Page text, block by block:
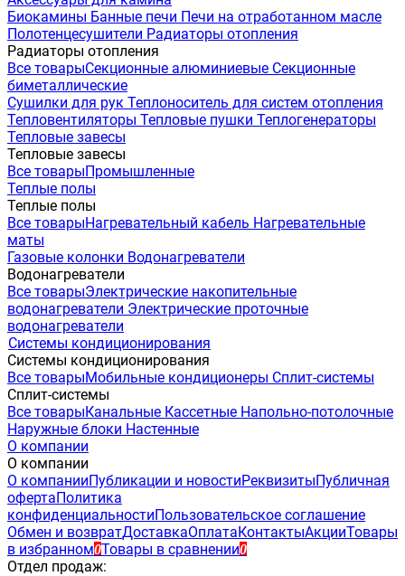
Биокамины Банные печи Печи на отработанном масле
Полотенцесушители Радиаторы отопления
Радиаторы отопления
Все товарыСекционные алюминиевые Секционные
биметаллические
Сушилки для рук Теплоноситель для систем отопления
Тепловентиляторы Тепловые пушки Теплогенераторы
Тепловые завесы
Тепловые завесы
Все товарыПромышленные
Теплые полы
Теплые полы
Все товарыНагревательный кабель Нагревательные
маты
Газовые колонки Водонагреватели
Водонагреватели
Все товарыЭлектрические накопительные
водонагреватели Электрические проточные
водонагреватели
Системы кондиционирования
Системы кондиционирования
Все товарыМобильные кондиционеры Сплит-системы
Сплит-системы
Все товарыКанальные Кассетные Напольно-потолочные
Наружные блоки Настенные
О компании
О компании
О компанииПубликации и новостиРеквизитыПубличная
офертаПолитика
конфиденциальностиПользовательское соглашение
Обмен и возвратДоставкаОплатаКонтактыАкцииТовары
в избранном0Товары в сравнении0
Отдел продаж: